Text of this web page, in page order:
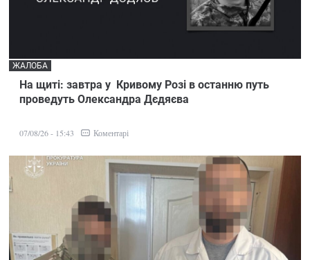
На щиті: завтра у Кривому Розі в останню путь
проведуть Олександра Дєдяєва
ЖАЛОБА
07/08/26 - 15:43 Коментарі